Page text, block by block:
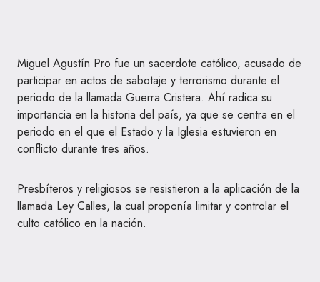
Miguel Agustín Pro fue un sacerdote católico, acusado de
participar en actos de sabotaje y terrorismo durante el
periodo de la llamada Guerra Cristera. Ahí radica su
importancia en la historia del país, ya que se centra en el
periodo en el que el Estado y la Iglesia estuvieron en
conflicto durante tres años.
Presbíteros y religiosos se resistieron a la aplicación de la
llamada Ley Calles, la cual proponía limitar y controlar el
culto católico en la nación.